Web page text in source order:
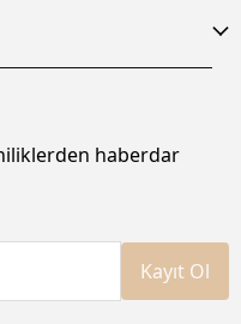
haberdar
Kayıt Ol